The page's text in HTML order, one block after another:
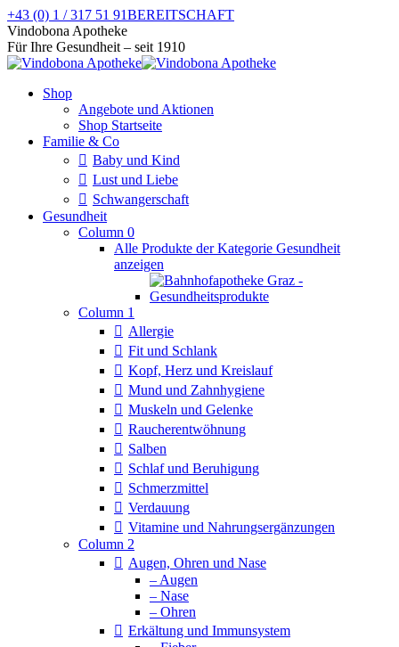
Zum
Inhalt
springen
+43 (0) 1 / 317 51 91BEREITSCHAFT
Facebook
page
opens
new
Instagram
page
opens
new
Vindobona Apotheke
Für Ihre Gesundheit – seit 1910
Shop
Angebote und Aktionen
Shop Startseite
Familie & Co
Baby und Kind
Lust und Liebe
Schwangerschaft
Gesundheit
Column 0
Alle Produkte der Kategorie Gesundheit
anzeigen
Column 1
Allergie
Fit und Schlank
Kopf, Herz und Kreislauf
Mund und Zahnhygiene
Muskeln und Gelenke
Raucherentwöhnung
Salben
Schlaf und Beruhigung
Schmerzmittel
Verdauung
Vitamine und Nahrungsergänzungen
Column 2
Augen, Ohren und Nase
– Augen
– Nase
– Ohren
Erkältung und Immunsystem